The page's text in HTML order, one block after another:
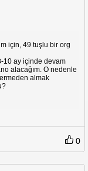
için, 49 tuşlu bir org
10 ay içinde devam
alacağım. O nedenle
almak
0